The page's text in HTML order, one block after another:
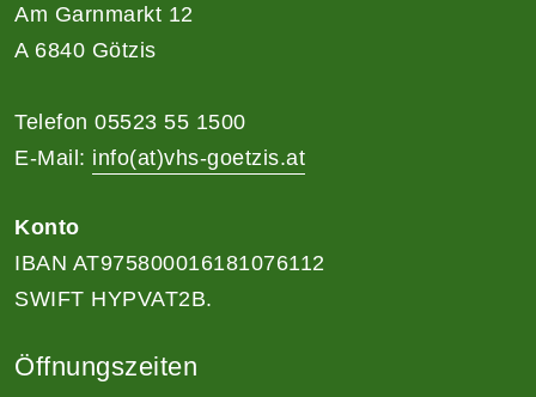
Am Garnmarkt 12
A 6840 Götzis
Telefon 05523 55 1500
E-Mail: info(at)vhs-goetzis.at
Konto
IBAN AT975800016181076112
SWIFT HYPVAT2B.
Öffnungszeiten